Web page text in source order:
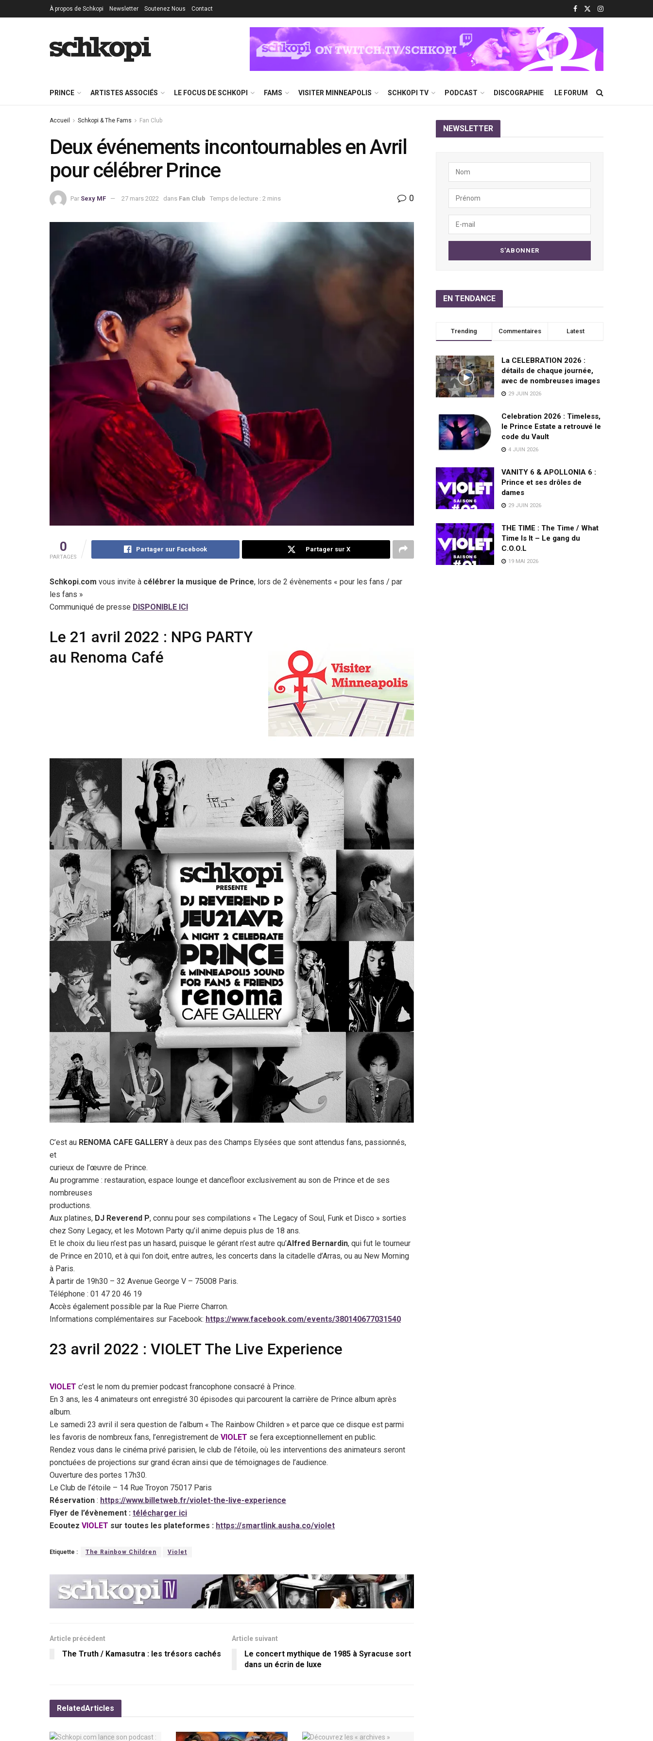
À propos de Schkopi Newsletter Soutenez Nous Contact
PRINCE ARTISTES ASSOCIÉS LE FOCUS DE SCHKOPI FAMS VISITER MINNEAPOLIS SCHKOPI TV PODCAST DISCOGRAPHIE LE FORUM
Accueil Schkopi & The Fams Fan Club
Deux événements incontournables en Avril
pour célébrer Prince
Par Sexy MF 27 mars 2022 dans Fan Club Temps de lecture : 2 mins 0
0
PARTAGES
Partager sur Facebook Partager sur X
Schkopi.com vous invite à célébrer la musique de Prince, lors de 2 évènements « pour les fans / par
les fans »
Communiqué de presse DISPONIBLE ICI
Le 21 avril 2022 : NPG PARTY
au Renoma Café
C’est au RENOMA CAFE GALLERY à deux pas des Champs Elysées que sont attendus fans, passionnés,
et
curieux de l’œuvre de Prince.
Au programme : restauration, espace lounge et dancefloor exclusivement au son de Prince et de ses
nombreuses
productions.
Aux platines, DJ Reverend P, connu pour ses compilations « The Legacy of Soul, Funk et Disco » sorties
chez Sony Legacy, et les Motown Party qu’il anime depuis plus de 18 ans.
Et le choix du lieu n’est pas un hasard, puisque le gérant n’est autre qu’Alfred Bernardin, qui fut le tourneur
de Prince en 2010, et à qui l’on doit, entre autres, les concerts dans la citadelle d’Arras, ou au New Morning
à Paris.
À partir de 19h30 – 32 Avenue George V – 75008 Paris.
Téléphone : 01 47 20 46 19
Accès également possible par la Rue Pierre Charron.
Informations complémentaires sur Facebook: https://www.facebook.com/events/380140677031540
23 avril 2022 : VIOLET The Live Experience
VIOLET c’est le nom du premier podcast francophone consacré à Prince.
En 3 ans, les 4 animateurs ont enregistré 30 épisodes qui parcourent la carrière de Prince album après
album.
Le samedi 23 avril il sera question de l’album « The Rainbow Children » et parce que ce disque est parmi
les favoris de nombreux fans, l’enregistrement de VIOLET se fera exceptionnellement en public.
Rendez vous dans le cinéma privé parisien, le club de l’étoile, où les interventions des animateurs seront
ponctuées de projections sur grand écran ainsi que de témoignages de l’audience.
Ouverture des portes 17h30.
Le Club de l’étoile – 14 Rue Troyon 75017 Paris
Réservation : https://www.billetweb.fr/violet-the-live-experience
Flyer de l’évènement : télécharger ici
Ecoutez VIOLET sur toutes les plateformes : https://smartlink.ausha.co/violet
Etiquette : The Rainbow Children Violet
Article précédent
The Truth / Kamasutra : les trésors cachés
Article suivant
Le concert mythique de 1985 à Syracuse sort
dans un écrin de luxe
RelatedArticles
NEWSLETTER
EN TENDANCE
Trending Commentaires Latest
La CELEBRATION 2026 :
détails de chaque journée,
avec de nombreuses images
29 JUIN 2026
Celebration 2026 : Timeless,
le Prince Estate a retrouvé le
code du Vault
4 JUIN 2026
VANITY 6 & APOLLONIA 6 :
Prince et ses drôles de
dames
29 JUIN 2026
THE TIME : The Time / What
Time Is It – Le gang du
C.O.O.L
19 MAI 2026